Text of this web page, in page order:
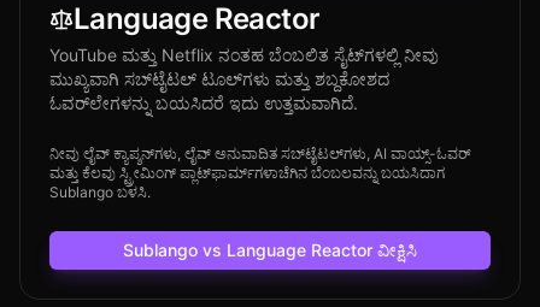
Language Reactor
YouTube ಮತ್ತು Netflix ನಂತಹ ಬೆಂಬಲಿತ ಸೈಟ್‌ಗಳಲ್ಲಿ ನೀವು
ಮುಖ್ಯವಾಗಿ ಸಬ್‌ಟೈಟಲ್ ಟೂಲ್‌ಗಳು ಮತ್ತು ಶಬ್ದಕೋಶದ
ಓವರ್‌ಲೇಗಳನ್ನು ಬಯಸಿದರೆ ಇದು ಉತ್ತಮವಾಗಿದೆ.
ನೀವು ಲೈವ್ ಕ್ಯಾಪ್ಶನ್‌ಗಳು, ಲೈವ್ ಅನುವಾದಿತ ಸಬ್‌ಟೈಟಲ್‌ಗಳು, AI ವಾಯ್ಸ್-ಓವರ್
ಮತ್ತು ಕೆಲವು ಸ್ಟ್ರೀಮಿಂಗ್ ಪ್ಲಾಟ್‌ಫಾರ್ಮ್‌ಗಳಾಚೆಗಿನ ಬೆಂಬಲವನ್ನು ಬಯಸಿದಾಗ
Sublango ಬಳಸಿ.
Sublango vs Language Reactor ವೀಕ್ಷಿಸಿ